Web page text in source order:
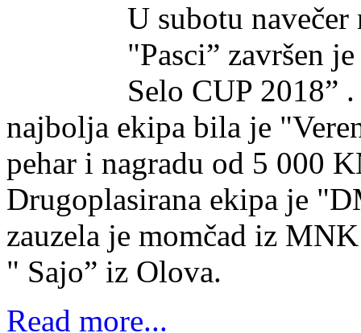
U subotu
"Pasci” završen
Selo CUP 2018”
najbolja ekipa bila je
pehar i nagradu od 5 000
Drugoplasirana ekipa je
zauzela je momčad iz
" Sajo” iz Olova.
Read more...